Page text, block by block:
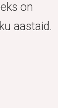
on
aastaid.